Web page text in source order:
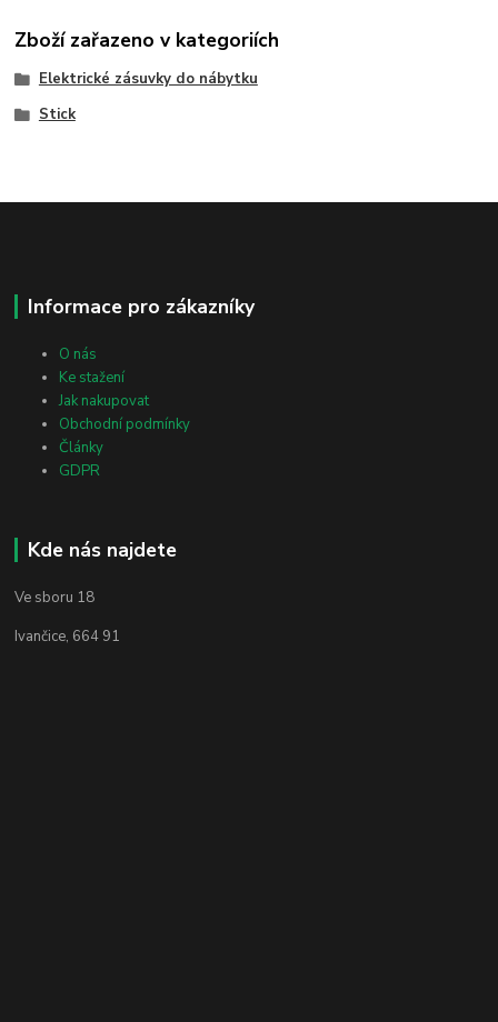
Zboží zařazeno v kategoriích
Elektrické zásuvky do nábytku
Stick
Informace pro zákazníky
O nás
Ke stažení
Jak nakupovat
Obchodní podmínky
Články
GDPR
Kde nás najdete
Ve sboru 18
Ivančice, 664 91